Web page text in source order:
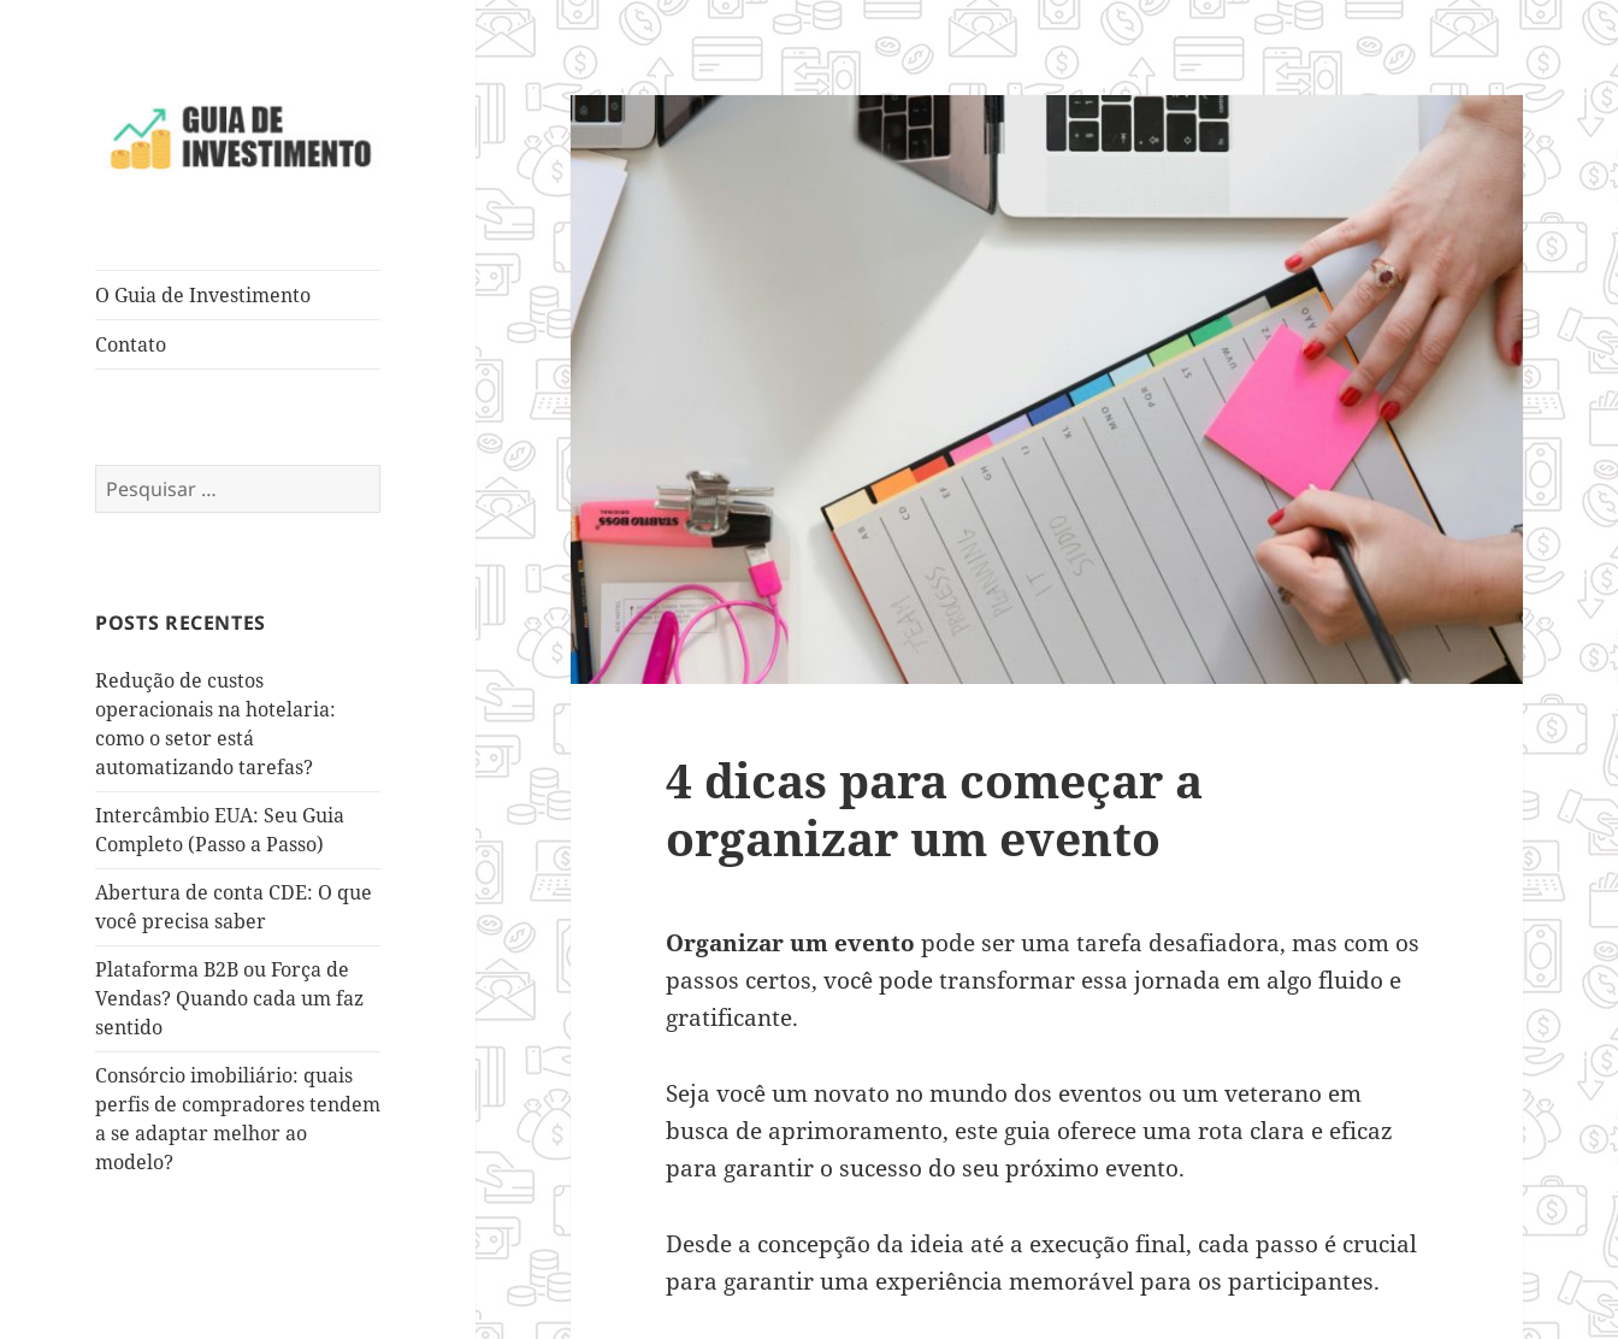
O Guia de Investimento
Contato
Pesquisar
por:
POSTS RECENTES
Redução de custos
operacionais na hotelaria:
como o setor está
automatizando tarefas?
Intercâmbio EUA: Seu Guia
Completo (Passo a Passo)
Abertura de conta CDE: O que
você precisa saber
Plataforma B2B ou Força de
Vendas? Quando cada um faz
sentido
Consórcio imobiliário: quais
perfis de compradores tendem
a se adaptar melhor ao
modelo?
4 dicas para começar a
organizar um evento
Organizar um eventopode ser uma tarefa desafiadora, mas com os
passos certos, você pode transformar essa jornada em algo fluido e
gratificante.
Seja você um novato no mundo dos eventos ou um veterano em
busca de aprimoramento, este guia oferece uma rota clara e eficaz
para garantir o sucesso do seu próximo evento.
Desde a concepção da ideia até a execução final, cada passo é crucial
para garantir uma experiência memorável para os participantes.